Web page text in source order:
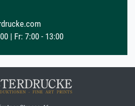
| Fr: 7:00 - 13:00